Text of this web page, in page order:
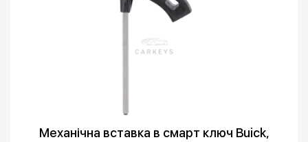
Механічна вставка в смарт ключ Buick,